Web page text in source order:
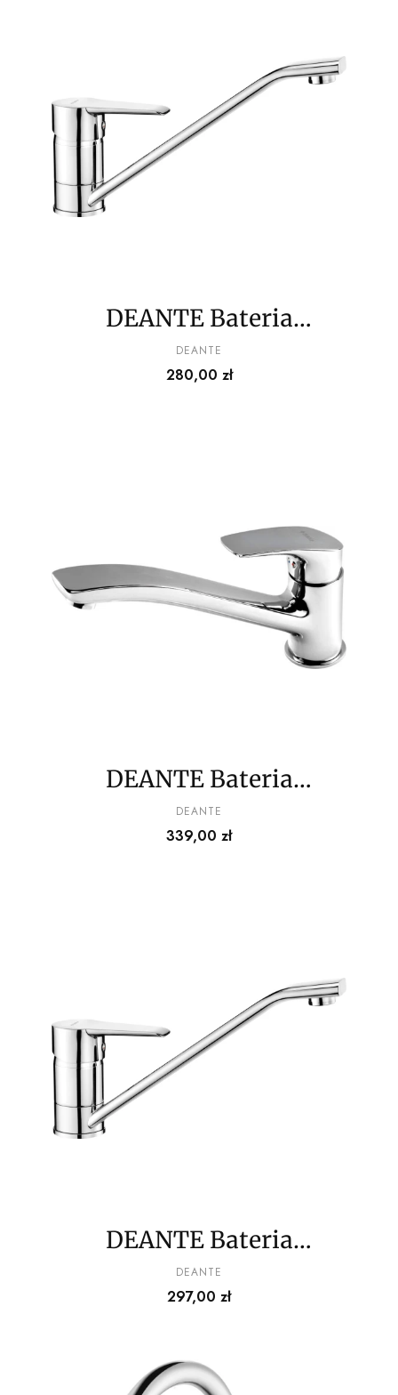
DEANTE Bateria
kuchenna
PRODUCENT
DEANTE
Cena
280,00 zł
DEANTE Bateria
kuchenna - ECO-głowica
PRODUCENT
DEANTE
Cena
339,00 zł
DEANTE Bateria
kuchenna - ECO-głowica
PRODUCENT
DEANTE
Cena
297,00 zł